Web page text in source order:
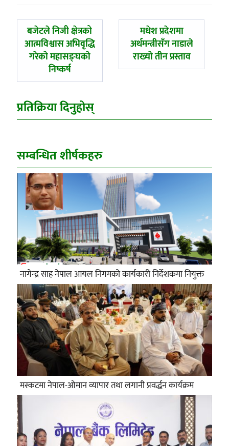
पछिल्लाे
-
बजेटले निजी क्षेत्रको
आत्मविश्वास अभिवृद्धि
गरेको महासङ्घको
निष्कर्ष
अघिल्लाे
-
मधेश प्रदेशमा
अर्थमन्त्रीसँग नाडाले
राख्यो तीन प्रस्ताव
प्रतिक्रिया दिनुहोस्
सम्बन्धित शीर्षकहरु
नागेन्द्र साह नेपाल आयल निगमको कार्यकारी निर्देशकमा नियुक्त
मस्कटमा नेपाल-ओमान व्यापार तथा लगानी प्रवर्द्धन कार्यक्रम